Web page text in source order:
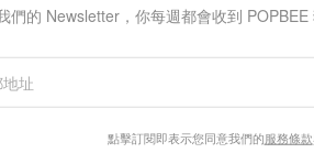
結合眾多時尚品牌
夏系列造型特輯
Wood Wood 這個來自丹麥的時尚品
自然、沒有過多修飾的服裝和配飾。
們的 Newsletter，你每週都會收到 POPBEE
點擊訂閱即表示您同意我們的服務條款